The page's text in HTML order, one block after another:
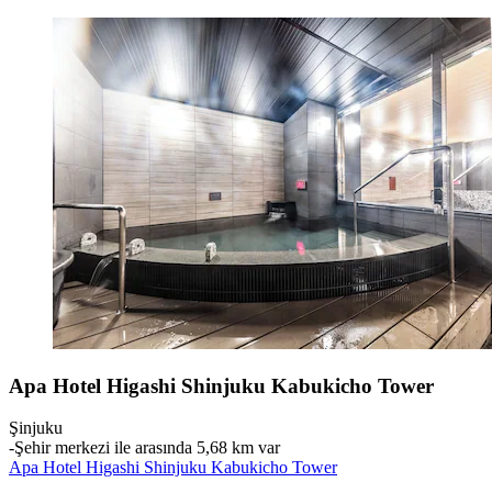
Apa Hotel Higashi Shinjuku Kabukicho Tower
Şinjuku
‐Şehir merkezi ile arasında 5,68 km var
Apa Hotel Higashi Shinjuku Kabukicho Tower